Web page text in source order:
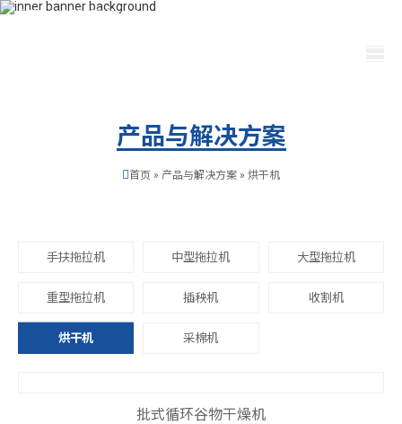
400-115-2288 dfam@bobath-ndt.com
产品与解决方案
首页 » 产品与解决方案 » 烘干机
手扶拖拉机 中型拖拉机 大型拖拉机
重型拖拉机 插秧机 收割机
烘干机 采棉机
批式循环谷物干燥机